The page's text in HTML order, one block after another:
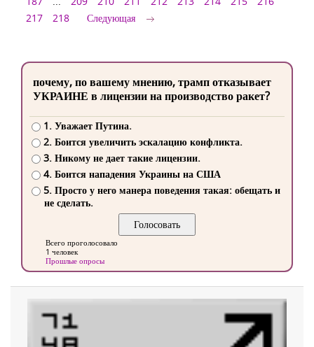
217
218 Следующая
почему, по вашему мнению, трамп отказывает
УКРАИНЕ в лицензии на производство ракет?
1. Уважает Путина.
2. Боится увеличить эскалацию конфликта.
3. Никому не дает такие лицензии.
4. Боится нападения Украины на США
5. Просто у него манера поведения такая: обещать и
не сделать.
Всего проголосовало
1 человек
Прошлые опросы